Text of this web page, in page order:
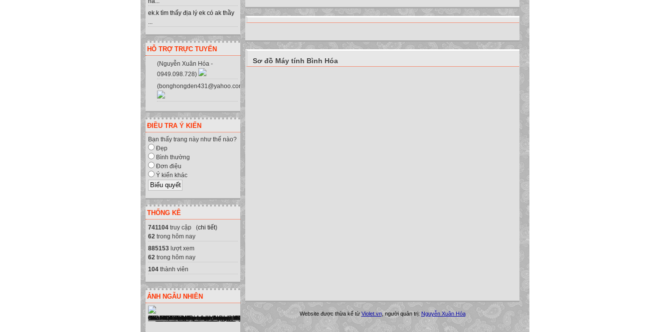
ek.k tìm thấy địa lý ek có ak thầy
...
HỖ TRỢ TRỰC TUYẾN
(Nguyễn Xuân Hóa -
0949.098.728)
(bonghongden431@yahoo.com.vn)
ĐIỀU TRA Ý KIẾN
Bạn thấy trang này như thế nào?
Đẹp
Bình thường
Đơn điệu
Ý kiến khác
THỐNG KÊ
741104 truy cập (chi tiết)
62 trong hôm nay
885153 lượt xem
62 trong hôm nay
104 thành viên
ẢNH NGẪU NHIÊN
Sơ đồ Máy tính Bình Hóa
Website được thừa kế từ Violet.vn, người quản trị: Nguyễn Xuân Hóa